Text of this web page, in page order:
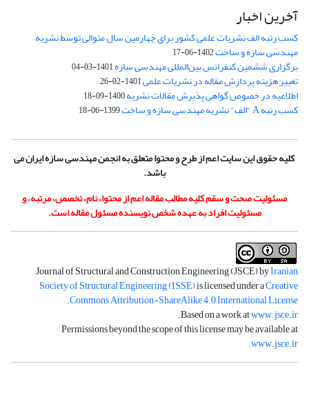
آخرین اخبار
کسب رتبه الف نشریات علمی کشور برای چهارمین سال متوالی توسط نشریه
مهندسی سازه و ساخت1402-06-17
برگزاری ششمین کنفرانس بین‌المللی مهندسی سازه1401-03-04
تغییر هزینه پردازش مقاله در نشریات علمی1401-02-26
اطلاعیه در خصوص گواهی پذیرش مقالات نشریه1400-09-18
کسب رتبه A "الف" نشریه مهندسی سازه و ساخت 1399-06-18
کلیه حقوق این سایت اعم از طرح و محتوا متعلق به انجمن مهندسی سازه ایران می
باشد.
مسئولیت صحت و سقم کلیه مطالب مقاله اعم از محتوا، نام، تخصص، مرتبه، و
مسئولیت افراد به عهده شخص نویسنده مسئول مقاله است.
Journal of Structural and Construction Engineering (JSCE) byIranian
Society of Structural Engineering (ISSE)is licensed under aCreative
Commons Attribution-ShareAlike 4.0 International License
.
Based on a work atwww.jsce.ir
.
Permissions beyond the scope of this license may be available at
www.jsce.ir
.